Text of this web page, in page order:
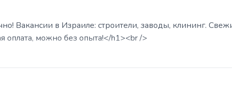
Вакансии в Израиле: строители, заводы, клининг.
можно без опыта!</h1><br />